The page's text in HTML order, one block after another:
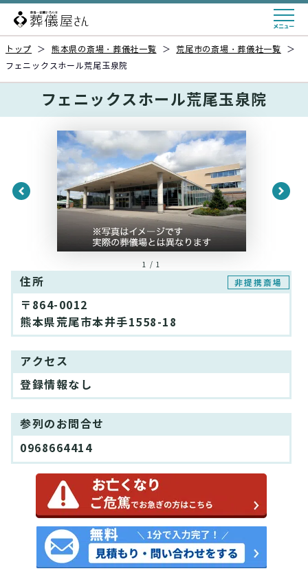
トップ ＞ 熊本県の斎場・葬儀社一覧 ＞ 荒尾市の斎場・葬儀社一覧
＞
フェニックスホール荒尾玉泉院
フェニックスホール荒尾玉泉院
1 / 1
住所 非提携斎場
〒864-0012
熊本県荒尾市本井手1558-18
アクセス
登録情報なし
参列のお問合せ
0968664414